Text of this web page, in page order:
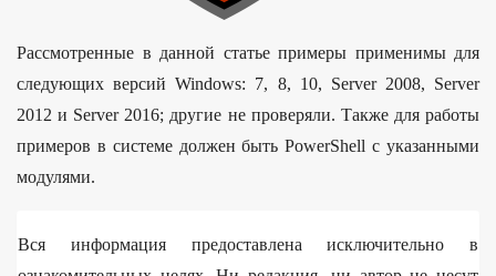
Рассмотренные в данной статье примеры применимы для
следующих версий Windows: 7, 8, 10, Server 2008, Server
2012 и Server 2016; другие не проверяли. Также для работы
примеров в системе должен быть PowerShell с указанными
модулями.
Вся информация предоставлена исключительно в